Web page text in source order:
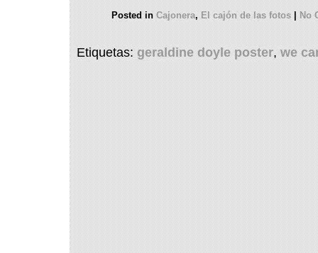
Posted inCajonera,El cajón de las fotos | No
Etiquetas:geraldine doyle poster,we